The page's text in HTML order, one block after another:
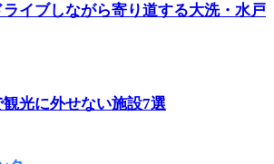
イブしながら寄り道する大洗・水戸
光に外せない施設7選